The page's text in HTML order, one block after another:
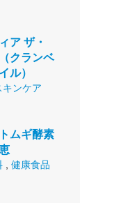
ア ザ・
クランベ
ル）
キンケア
ムギ酵素
健康食品